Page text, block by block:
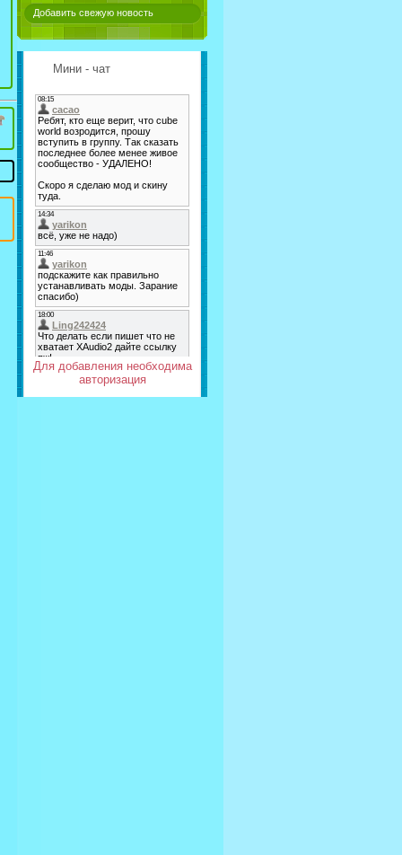
Добавить свежую новость
Мини - чат
Для добавления необходима
авторизация